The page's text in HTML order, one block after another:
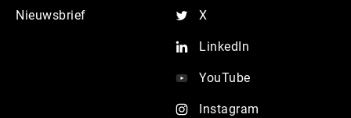
Nieuwsbrief X
LinkedIn
YouTube
Instagram